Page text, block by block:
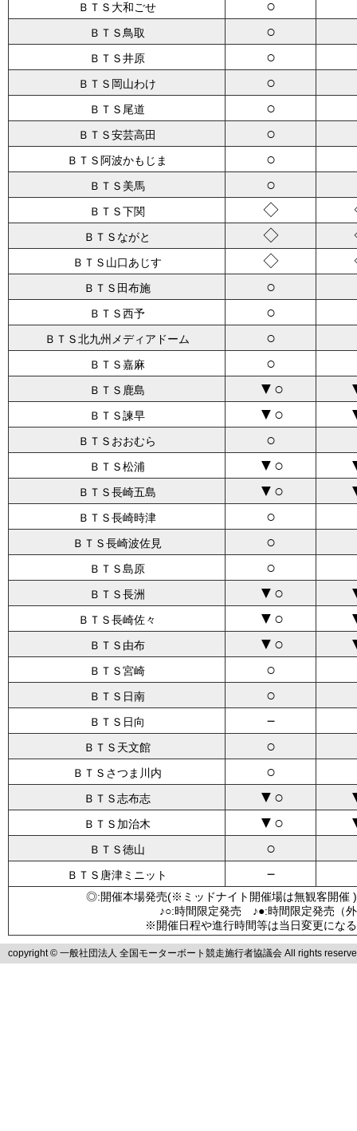
ＢＴＳ大和ごせ ○
ＢＴＳ鳥取 ○
ＢＴＳ井原 ○
ＢＴＳ岡山わけ ○
ＢＴＳ尾道 ○
ＢＴＳ安芸高田 ○
ＢＴＳ阿波かもじま ○
ＢＴＳ美馬 ○
ＢＴＳ下関 ◇
ＢＴＳながと ◇
ＢＴＳ山口あじす ◇
ＢＴＳ田布施 ○
ＢＴＳ西予 ○
ＢＴＳ北九州メディアドーム ○
ＢＴＳ嘉麻 ○
ＢＴＳ鹿島 ▼○
ＢＴＳ諫早 ▼○
ＢＴＳおおむら ○
ＢＴＳ松浦 ▼○
ＢＴＳ長崎五島 ▼○
ＢＴＳ長崎時津 ○
ＢＴＳ長崎波佐見 ○
ＢＴＳ島原 ○
ＢＴＳ長洲 ▼○
ＢＴＳ長崎佐々 ▼○
ＢＴＳ由布 ▼○
ＢＴＳ宮崎 ○
ＢＴＳ日南 ○
ＢＴＳ日向 －
ＢＴＳ天文館 ○
ＢＴＳさつま川内 ○
ＢＴＳ志布志 ▼○
ＢＴＳ加治木 ▼○
ＢＴＳ徳山 ○
ＢＴＳ唐津ミニット －
◎:開催本場発売(※ミッドナイト開催場は無観客
♪○:時間限定発売 ♪●:時間限定発売
※開催日程や進行時間等は当日変更にな
copyright © 一般社団法人 全国モーターボート競走施行者協議会 All rights